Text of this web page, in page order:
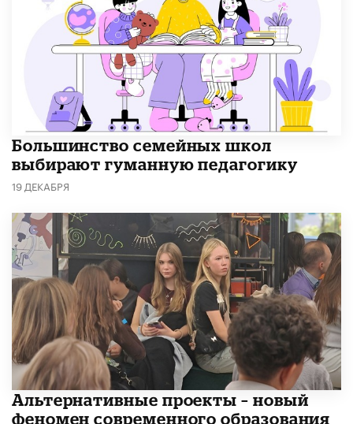
Большинство семейных школ
выбирают гуманную педагогику
19 ДЕКАБРЯ
Альтернативные проекты – новый
феномен современного образования